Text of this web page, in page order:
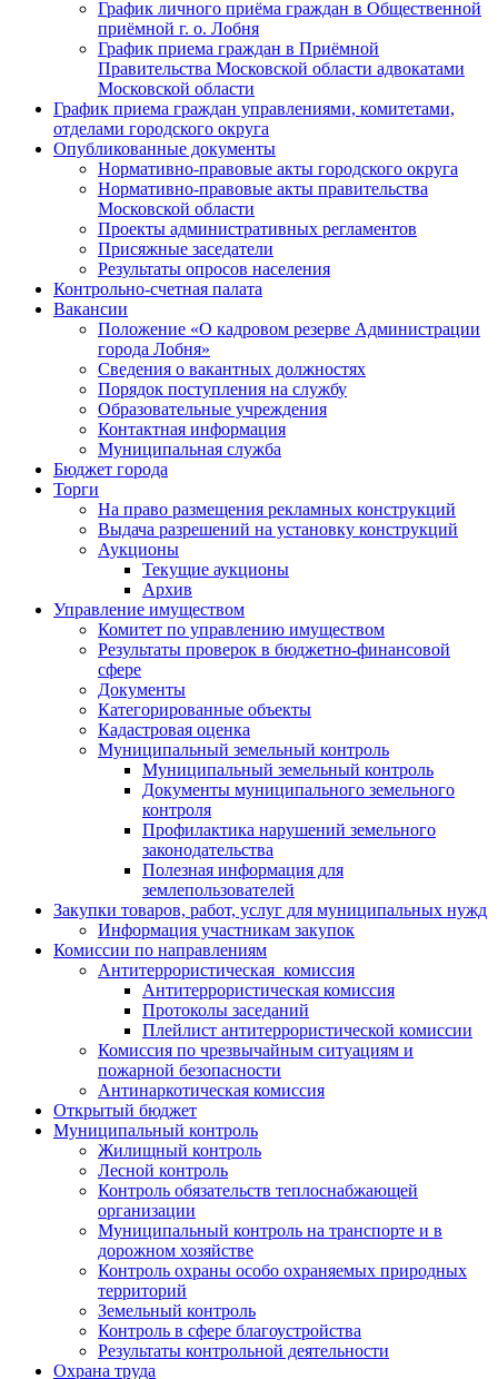
График личного приёма граждан в Общественной
приёмной г. о. Лобня
График приема граждан в Приёмной
Правительства Московской области адвокатами
Московской области
График приема граждан управлениями, комитетами,
отделами городского округа
Опубликованные документы
Нормативно-правовые акты городского округа
Нормативно-правовые акты правительства
Московской области
Проекты административных регламентов
Присяжные заседатели
Результаты опросов населения
Контрольно-счетная палата
Вакансии
Положение «О кадровом резерве Администрации
города Лобня»
Сведения о вакантных должностях
Порядок поступления на службу
Образовательные учреждения
Контактная информация
Муниципальная служба
Бюджет города
Торги
На право размещения рекламных конструкций
Выдача разрешений на установку конструкций
Аукционы
Текущие аукционы
Архив
Управление имуществом
Комитет по управлению имуществом
Результаты проверок в бюджетно-финансовой
сфере
Документы
Категорированные объекты
Кадастровая оценка
Муниципальный земельный контроль
Муниципальный земельный контроль
Документы муниципального земельного
контроля
Профилактика нарушений земельного
законодательства
Полезная информация для
землепользователей
Закупки товаров, работ, услуг для муниципальных нужд
Информация участникам закупок
Комиссии по направлениям
Антитеррористическая комиссия
Антитеррористическая комиссия
Протоколы заседаний
Плейлист антитеррористической комиссии
Комиссия по чрезвычайным ситуациям и
пожарной безопасности
Антинаркотическая комиссия
Открытый бюджет
Муниципальный контроль
Жилищный контроль
Лесной контроль
Контроль обязательств теплоснабжающей
организации
Муниципальный контроль на транспорте и в
дорожном хозяйстве
Контроль охраны особо охраняемых природных
территорий
Земельный контроль
Контроль в сфере благоустройства
Результаты контрольной деятельности
Охрана труда